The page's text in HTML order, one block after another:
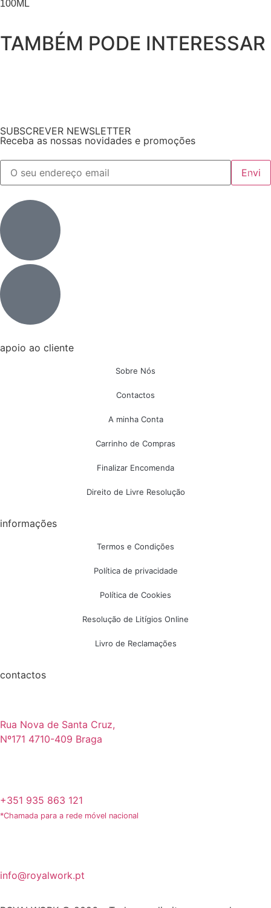
100ML
TAMBÉM PODE INTERESSAR
SUBSCREVER NEWSLETTER
Receba as nossas novidades e promoções
apoio ao cliente
Sobre Nós
Contactos
A minha Conta
Carrinho de Compras
Finalizar Encomenda
Direito de Livre Resolução
informações
Termos e Condições
Política de privacidade
Política de Cookies
Resolução de Litígios Online
Livro de Reclamações
contactos
Rua Nova de Santa Cruz,
Nº171 4710-409 Braga
+351 935 863 121
*Chamada para a rede móvel nacional
info@royalwork.pt